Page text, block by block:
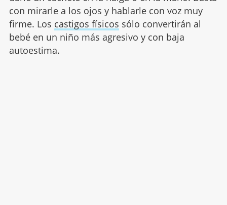
con mirarle a los ojos y hablarle con voz muy
firme. Los castigos físicos sólo convertirán al
bebé en un niño más agresivo y con baja
autoestima.